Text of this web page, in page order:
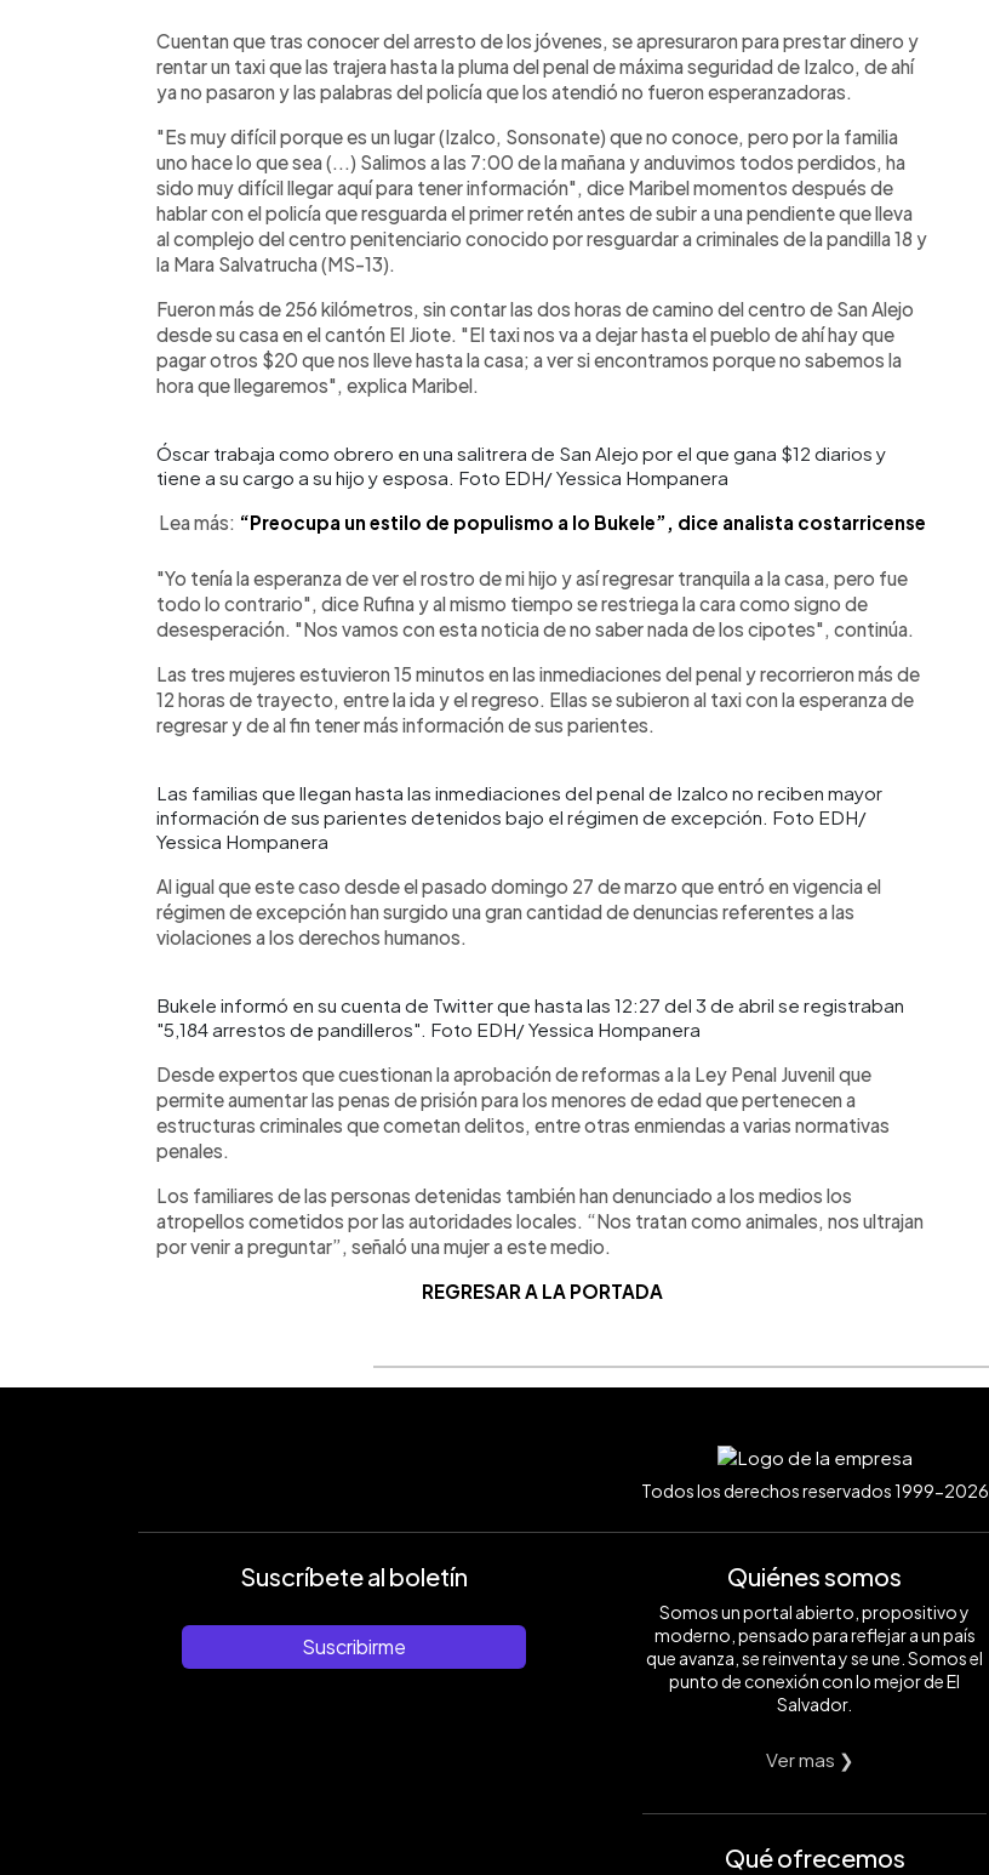
Cuentan que tras conocer del arresto de los jóvenes, se apresuraron para prestar dinero y
rentar un taxi que las trajera hasta la pluma del penal de máxima seguridad de Izalco, de ahí
ya no pasaron y las palabras del policía que los atendió no fueron esperanzadoras.
"Es muy difícil porque es un lugar (Izalco, Sonsonate) que no conoce, pero por la familia
uno hace lo que sea (...) Salimos a las 7:00 de la mañana y anduvimos todos perdidos, ha
sido muy difícil llegar aquí para tener información", dice Maribel momentos después de
hablar con el policía que resguarda el primer retén antes de subir a una pendiente que lleva
al complejo del centro penitenciario conocido por resguardar a criminales de la pandilla 18 y
la Mara Salvatrucha (MS-13).
Fueron más de 256 kilómetros, sin contar las dos horas de camino del centro de San Alejo
desde su casa en el cantón El Jiote. "El taxi nos va a dejar hasta el pueblo de ahí hay que
pagar otros $20 que nos lleve hasta la casa; a ver si encontramos porque no sabemos la
hora que llegaremos", explica Maribel.
Óscar trabaja como obrero en una salitrera de San Alejo por el que gana $12 diarios y
tiene a su cargo a su hijo y esposa. Foto EDH/ Yessica Hompanera
Lea más: “Preocupa un estilo de populismo a lo Bukele”, dice analista costarricense
"Yo tenía la esperanza de ver el rostro de mi hijo y así regresar tranquila a la casa, pero fue
todo lo contrario", dice Rufina y al mismo tiempo se restriega la cara como signo de
desesperación. "Nos vamos con esta noticia de no saber nada de los cipotes", continúa.
Las tres mujeres estuvieron 15 minutos en las inmediaciones del penal y recorrieron más de
12 horas de trayecto, entre la ida y el regreso. Ellas se subieron al taxi con la esperanza de
regresar y de al fin tener más información de sus parientes.
Las familias que llegan hasta las inmediaciones del penal de Izalco no reciben mayor
información de sus parientes detenidos bajo el régimen de excepción. Foto EDH/
Yessica Hompanera
Al igual que este caso desde el pasado domingo 27 de marzo que entró en vigencia el
régimen de excepción han surgido una gran cantidad de denuncias referentes a las
violaciones a los derechos humanos.
Bukele informó en su cuenta de Twitter que hasta las 12:27 del 3 de abril se registraban
"5,184 arrestos de pandilleros". Foto EDH/ Yessica Hompanera
Desde expertos que cuestionan la aprobación de reformas a la Ley Penal Juvenil que
permite aumentar las penas de prisión para los menores de edad que pertenecen a
estructuras criminales que cometan delitos, entre otras enmiendas a varias normativas
penales.
Los familiares de las personas detenidas también han denunciado a los medios los
atropellos cometidos por las autoridades locales. “Nos tratan como animales, nos ultrajan
por venir a preguntar”, señaló una mujer a este medio.
REGRESAR A LA PORTADA
Todos los derechos reservados 1999-2026
Suscríbete al boletín
Suscribirme
Quiénes somos
Somos un portal abierto, propositivo y
moderno, pensado para reflejar a un país
que avanza, se reinventa y se une. Somos el
punto de conexión con lo mejor de El
Salvador.
Ver mas ❯
Qué ofrecemos